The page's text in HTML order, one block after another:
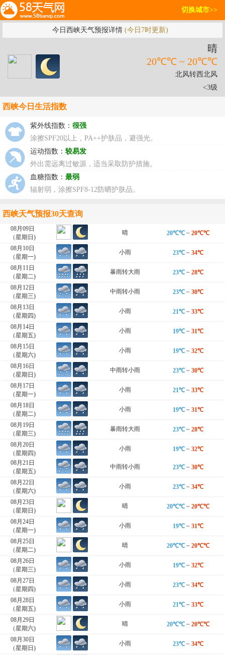
切换城市>>
今日西峡天气预报详情(今日7时更新)
晴
20℃℃ ~ 20℃℃
北风转西北风
<3级
西峡今日生活指数
紫外线指数： 很强
涂擦SPF20以上，PA++护肤品，避强光。
运动指数： 较易发
外出需远离过敏源，适当采取防护措施。
血糖指数： 最弱
辐射弱，涂擦SPF8-12防晒护肤品。
西峡天气预报30天查询
08月09日
（星期日)
晴 20℃℃~ 20℃℃
08月10日
（星期一)
小雨 23℃~ 34℃
08月11日
（星期二)
暴雨转大雨 23℃~ 28℃
08月12日
（星期三)
中雨转小雨 23℃~ 30℃
08月13日
（星期四)
小雨 21℃~ 33℃
08月14日
（星期五)
小雨 19℃~ 31℃
08月15日
（星期六)
小雨 19℃~ 32℃
08月16日
（星期日)
中雨转小雨 23℃~ 30℃
08月17日
（星期一)
小雨 21℃~ 33℃
08月18日
（星期二)
小雨 19℃~ 31℃
08月19日
（星期三)
暴雨转大雨 23℃~ 28℃
08月20日
（星期四)
小雨 19℃~ 32℃
08月21日
（星期五)
中雨转小雨 23℃~ 30℃
08月22日
（星期六)
小雨 23℃~ 34℃
08月23日
（星期日)
晴 20℃℃~ 20℃℃
08月24日
（星期一)
小雨 19℃~ 31℃
08月25日
（星期二)
晴 20℃℃~ 20℃℃
08月26日
（星期三)
小雨 19℃~ 32℃
08月27日
（星期四)
小雨 23℃~ 34℃
08月28日
（星期五)
小雨 21℃~ 33℃
08月29日
（星期六)
晴 20℃℃~ 20℃℃
08月30日
（星期日)
小雨 23℃~ 34℃